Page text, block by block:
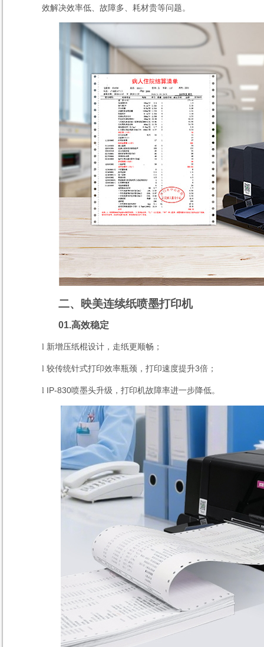
效解决效率低、故障多、耗材贵等问题。
二、映美连续纸喷墨打印机
01.高效稳定
l 新增压纸棍设计，走纸更顺畅；
l 较传统针式打印效率瓶颈，打印速度提升3倍；
l IP-830喷墨头升级，打印机故障率进一步降低。